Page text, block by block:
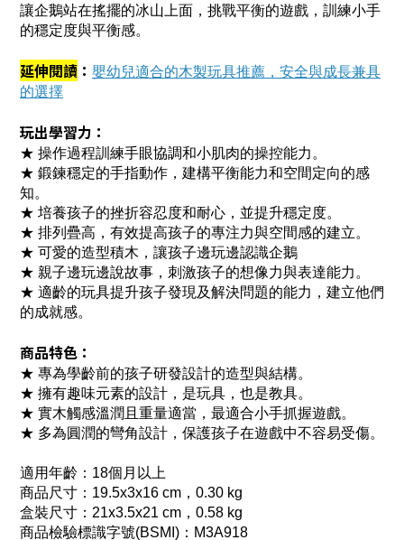
讓企鵝站在搖擺的冰山上面，挑戰平衡的遊戲，訓練小手
的穩定度與平衡感。
延伸閱讀 ： 嬰幼兒適合的木製玩具推薦，安全與成長兼具
的選擇
玩出學習力：
★ 操作過程訓練手眼協調和小肌肉的操控能力。
★ 鍛鍊穩定的手指動作，建構平衡能力和空間定向的感
知。
★ 培養孩子的挫折容忍度和耐心，並提升穩定度。
★ 排列疊高，有效提高孩子的專注力與空間感的建立。
★ 可愛的造型積木，讓孩子邊玩邊認識企鵝
★ 親子邊玩邊說故事，刺激孩子的想像力與表達能力。
★ 適齡的玩具提升孩子發現及解決問題的能力，建立他們
的成就感。
商品特色：
★ 專為學齡前的孩子研發設計的造型與結構。
★ 擁有趣味元素的設計，是玩具，也是教具。
★ 實木觸感溫潤且重量適當，最適合小手抓握遊戲。
★ 多為圓潤的彎角設計，保護孩子在遊戲中不容易受傷。
適用年齡：18個月以上
商品尺寸：19.5x3x16 cm，0.30 kg
盒裝尺寸：21x3.5x21 cm，0.58 kg
商品檢驗標識字號(BSMI)：M3A918